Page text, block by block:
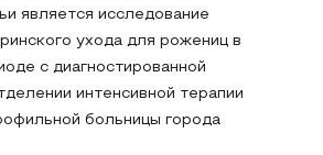
является исследование
ухода для рожениц в
с диагностированной
интенсивной терапии
больницы города